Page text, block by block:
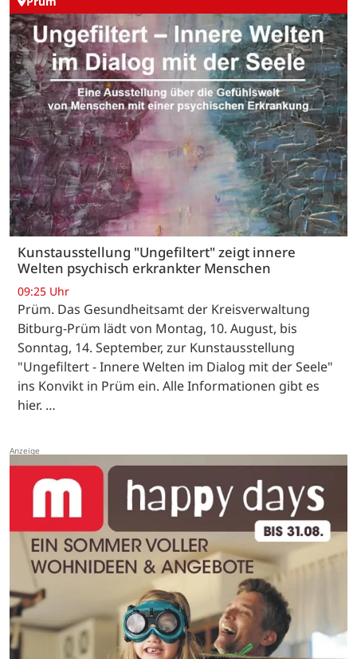
Kunstausstellung "Ungefiltert" zeigt innere
Welten psychisch erkrankter Menschen
09:25 Uhr
Prüm. Das Gesundheitsamt der Kreisverwaltung
Bitburg-Prüm lädt von Montag, 10. August, bis
Sonntag, 14. September, zur Kunstausstellung
"Ungefiltert - Innere Welten im Dialog mit der Seele"
ins Konvikt in Prüm ein. Alle Informationen gibt es
hier. …